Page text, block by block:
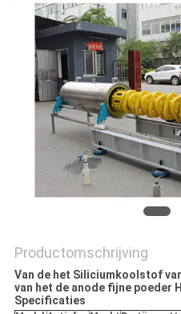
PRIVACYBELEID
Productomschrijving
Van de het Siliciumkoolstof
van het de anode fijne poeder
Specificaties